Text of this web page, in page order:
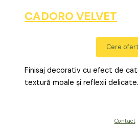
CADORO VELVET
Cere
Finisaj decorativ cu efect de
textură moale și reflexii delicate.
Contact